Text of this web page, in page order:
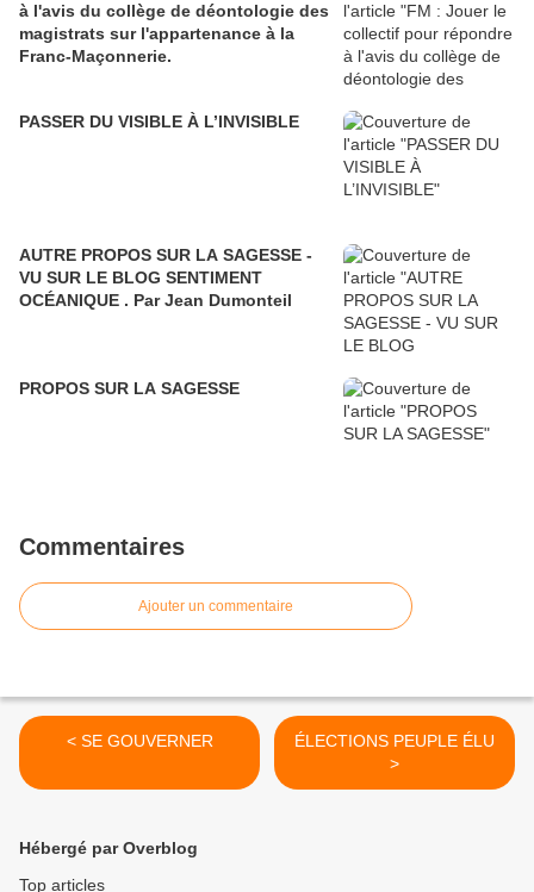
à l'avis du collège de déontologie des
magistrats sur l'appartenance à la
Franc-Maçonnerie.
PASSER DU VISIBLE À L’INVISIBLE
AUTRE PROPOS SUR LA SAGESSE -
VU SUR LE BLOG SENTIMENT
OCÉANIQUE . Par Jean Dumonteil
PROPOS SUR LA SAGESSE
Commentaires
Ajouter un commentaire
< SE GOUVERNER
ÉLECTIONS PEUPLE ÉLU
>
Hébergé par Overblog
Top articles